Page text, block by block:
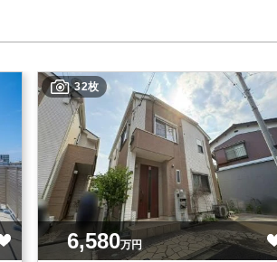
32枚
6,580万円